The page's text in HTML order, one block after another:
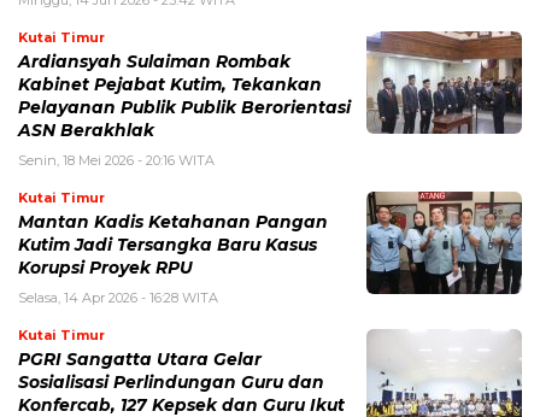
Kutai Timur
Ardiansyah Sulaiman Rombak
Kabinet Pejabat Kutim, Tekankan
Pelayanan Publik Publik Berorientasi
ASN Berakhlak
Senin, 18 Mei 2026 - 20:16 WITA
Kutai Timur
Mantan Kadis Ketahanan Pangan
Kutim Jadi Tersangka Baru Kasus
Korupsi Proyek RPU
Selasa, 14 Apr 2026 - 16:28 WITA
Kutai Timur
PGRI Sangatta Utara Gelar
Sosialisasi Perlindungan Guru dan
Konfercab, 127 Kepsek dan Guru Ikut